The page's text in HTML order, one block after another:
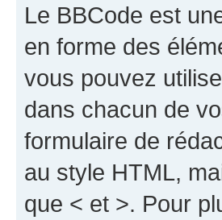
Le BBCode est
en forme des
vous pouvez
dans chacun de
formulaire de
au style HTML,
que < et >. Pour